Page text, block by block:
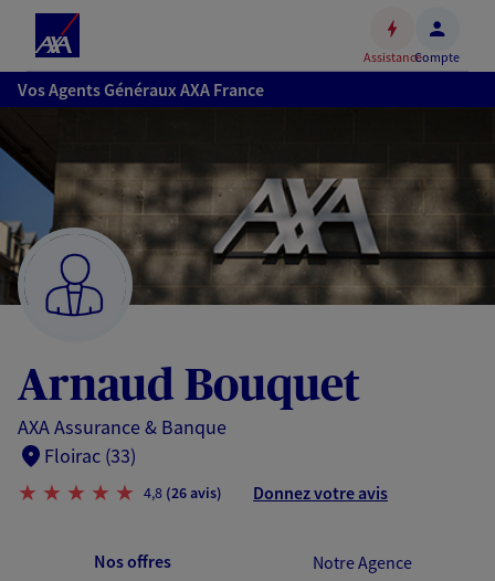
Accéder
au
Accéder
au
pied
de
page
AssistanceCompte
Vos Agents Généraux AXA France
Arnaud Bouquet
AXA Assurance & Banque
Floirac (33)
4,8 (26 avis) Donnez votre avis
Nos offres Notre Agence